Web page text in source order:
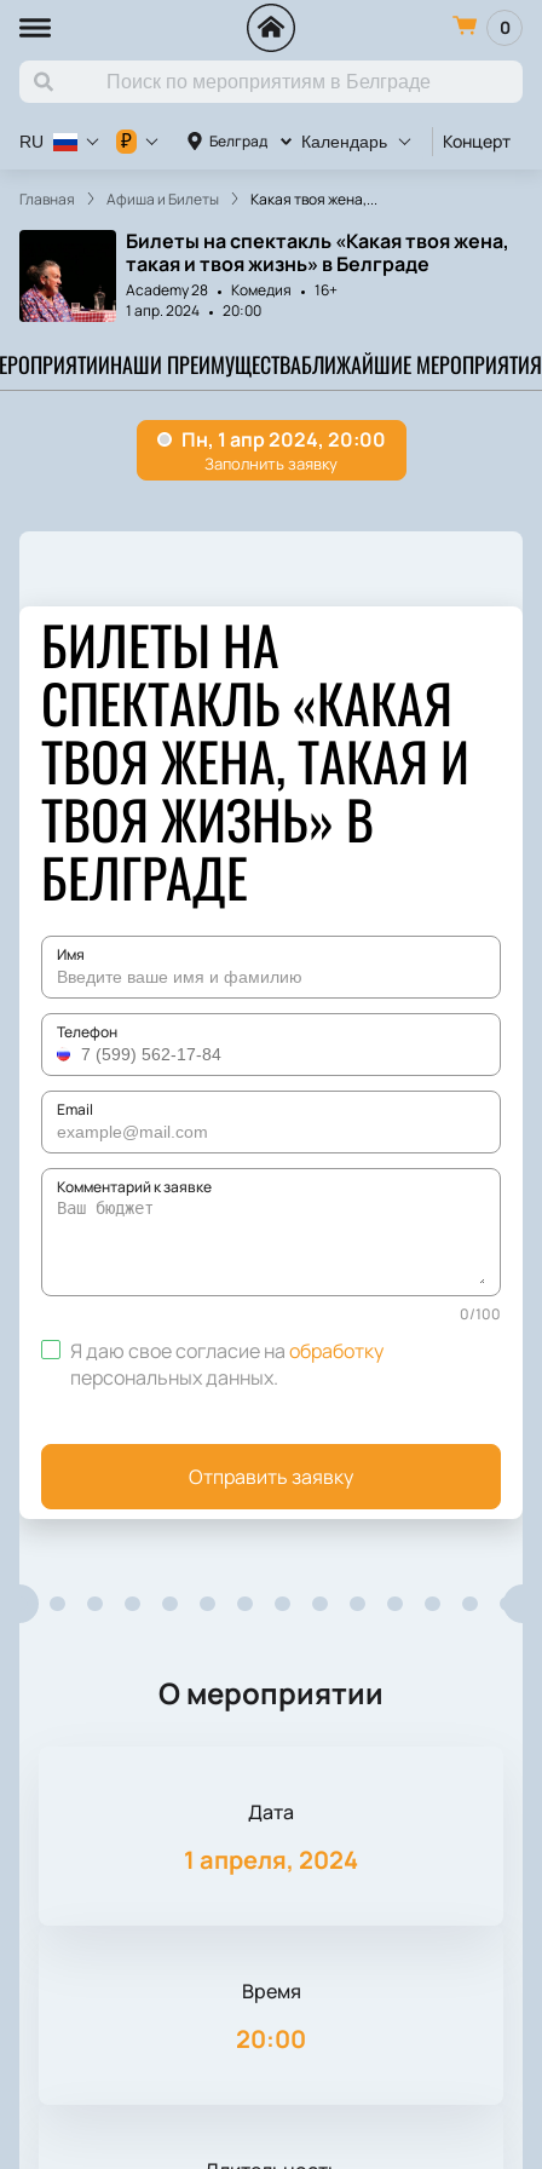
0
Белград Календарь Концерт
RU ₽
Главная Афиша и Билеты Какая твоя жена,...
Билеты на спектакль «Какая твоя жена,
такая и твоя жизнь» в Белграде
Academy 28 Комедия
16+
1 апр. 2024
20:00
НАШИ ПРЕИМУЩЕСТВАБЛИЖАЙШИЕ МЕРОПРИЯТИЯ
БИЛЕТЫ НА
СПЕКТАКЛЬ «КАКАЯ
ТВОЯ ЖЕНА, ТАКАЯ И
ТВОЯ ЖИЗНЬ» В
БЕЛГРАДЕ
Имя
Телефон
Email
Комментарий к заявке
0/100
Я даю свое согласие наобработку
персональных данных.
Отправить заявку
О мероприятии
Дата
1 апреля, 2024
Время
20:00